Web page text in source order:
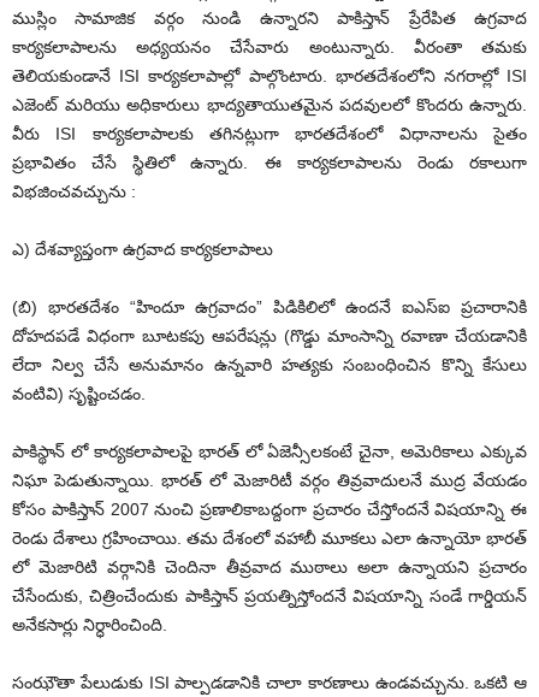
ముస్లిం సామాజిక వర్గం నుండి ఉన్నారని పాకిస్తాన్ ప్రేరేపిత ఉగ్రవాద
కార్యకలాపాలను అధ్యయనం చేసేవారు అంటున్నారు. వీరంతా తమకు
తెలియకుండానే ISI కార్యకలాపాల్లో పాల్గొంటారు. భారతదేశంలోని నగరాల్లో ISI
ఎజెంట్ మరియు అధికారులు భాద్యతాయుతమైన పదవులలో కొందరు ఉన్నారు.
వీరు ISI కార్యకలాపాలకు తగినట్లుగా భారతదేశంలో విధానాలను సైతం
ప్రభావితం చేసే స్థితిలో ఉన్నారు. ఈ కార్యకలాపాలను రెండు రకాలుగా
విభజించవచ్చును :
ఎ) దేశవ్యాప్తంగా ఉగ్రవాద కార్యకలాపాలు
(బి) భారతదేశం “హిందూ ఉగ్రవాదం” పిడికిలిలో ఉందనే ఐఎస్ఐ ప్రచారానికి
దోహదపడే విధంగా బూటకపు ఆపరేషన్లు (గొడ్డు మాంసాన్ని రవాణా చేయడానికి
లేదా నిల్వ చేసే అనుమానం ఉన్నవారి హత్యకు సంబంధించిన కొన్ని కేసులు
వంటివి) సృష్టించడం.
పాకిస్థాన్ లో కార్యకలాపాలపై భారత్ లో ఏజెన్సీలకంటే చైనా, అమెరికాలు ఎక్కువ
నిఘా పెడుతున్నాయి. భారత్ లో మెజారిటీ వర్గం తివ్రవాదులనే ముద్ర వేయడం
కోసం పాకిస్తాన్ 2007 నుంచి ప్రణాలికాబద్దంగా ప్రచారం చేస్తోందనే విషయాన్ని ఈ
రెండు దేశాలు గ్రహించాయి. తమ దేశంలో వహాబీ మూకలు ఎలా ఉన్నాయో భారత్
లో మెజారిటి వర్గానికి చెందినా తీవ్రవాద ముఠాలు అలా ఉన్నాయని ప్రచారం
చేసేందుకు, చిత్రించేందుకు పాకిస్తాన్ ప్రయత్నిస్తోందనే విషయాన్ని సండే గార్డియన్
అనేకసార్లు నిర్ధారించింది.
సంఝౌతా పేలుడుకు ISI పాల్పడడానికి చాలా కారణాలు ఉండవచ్చును. ఒకటి ఆ